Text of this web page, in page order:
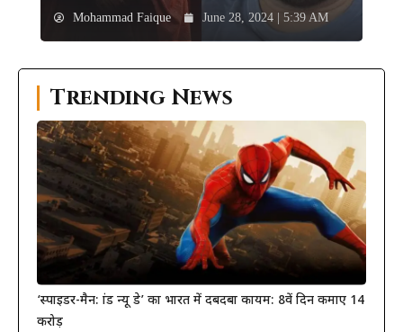
Mohammad Faique June 28, 2024 | 5:39 AM
Trending News
‘स्पाइडर-मैन: ब्रांड न्यू डे’ का भारत में दबदबा कायम: 8वें दिन कमाए 14
करोड़